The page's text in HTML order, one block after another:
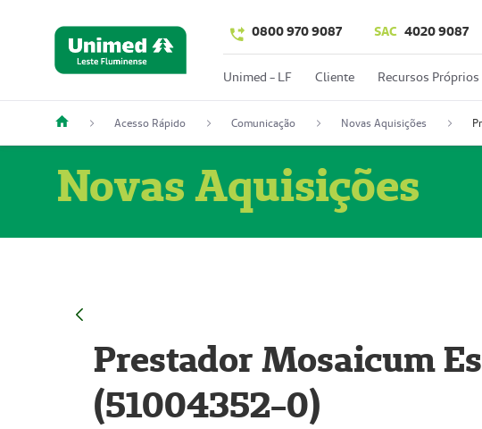
0800 970 9087 SAC 4020 9087
Unimed - LF Cliente Recursos Próprios
Acesso Rápido Comunicação Novas Aquisições
Novas Aquisições
Prestador Mosaicum
(51004352-0)